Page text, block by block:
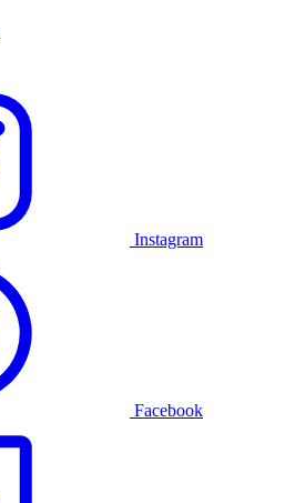
Instagram
Facebook